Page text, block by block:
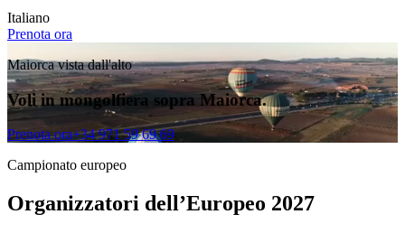
Italiano
Prenota ora
Maiorca vista dall'alto
Voli in mongolfiera sopra Maiorca.
Prenota ora+34 971 59 69 69
Campionato europeo
Organizzatori dell’Europeo 2027